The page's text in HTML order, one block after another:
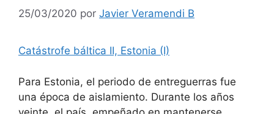
25/03/2020 por Javier Veramendi B
Catástrofe báltica II, Estonia (I)
Para Estonia, el periodo de entreguerras fue
una época de aislamiento. Durante los años